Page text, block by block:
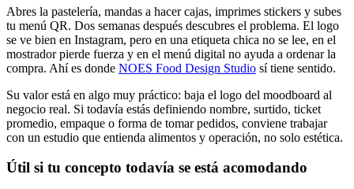
Abres la pastelería, mandas a hacer cajas, imprimes stickers y subes
tu menú QR. Dos semanas después descubres el problema. El logo
se ve bien en Instagram, pero en una etiqueta chica no se lee, en el
mostrador pierde fuerza y en el menú digital no ayuda a ordenar la
compra. Ahí es donde NOES Food Design Studio sí tiene sentido.
Su valor está en algo muy práctico: baja el logo del moodboard al
negocio real. Si todavía estás definiendo nombre, surtido, ticket
promedio, empaque o forma de tomar pedidos, conviene trabajar
con un estudio que entienda alimentos y operación, no solo estética.
Útil si tu concepto todavía se está acomodando